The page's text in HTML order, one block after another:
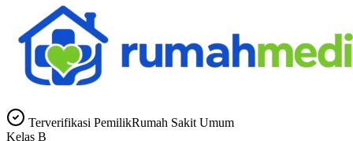
Terverifikasi PemilikRumah Sakit Umum
Kelas B